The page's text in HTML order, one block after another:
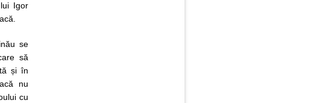
Igor
se
să
și în
nu
cu